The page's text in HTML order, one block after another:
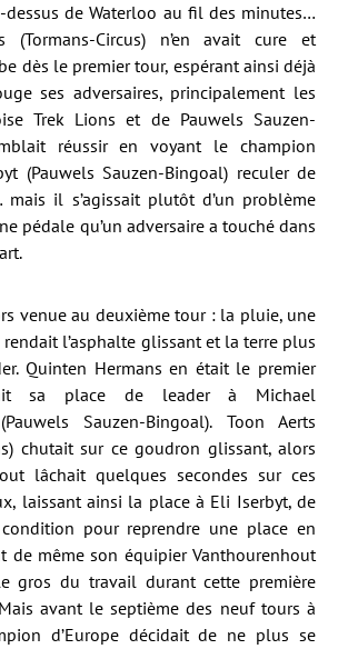
dessus de Waterloo au fil des minutes…
(Tormans-Circus) n’en avait cure et
dès le premier tour, espérant ainsi déjà
ses adversaires, principalement les
Trek Lions et de Pauwels Sauzen-
réussir en voyant le champion
(Pauwels Sauzen-Bingoal) reculer de
il s’agissait plutôt d’un problème
pédale qu’un adversaire a touché dans
venue au deuxième tour : la pluie, une
l’asphalte glissant et la terre plus
Quinten Hermans en était le premier
sa place de leader à Michael
Sauzen-Bingoal). Toon Aerts
chutait sur ce goudron glissant, alors
lâchait quelques secondes sur ces
laissant ainsi la place à Eli Iserbyt, de
pour reprendre une place en
de même son équipier Vanthourenhout
gros du travail durant cette première
avant le septième des neuf tours à
d’Europe décidait de ne plus se